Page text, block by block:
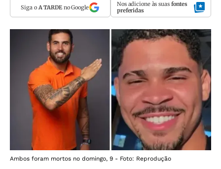
Siga o A TARDEno Google Nos adicione às suas fontes
preferidas
Ambos foram mortos no domingo, 9 - Foto: Reprodução